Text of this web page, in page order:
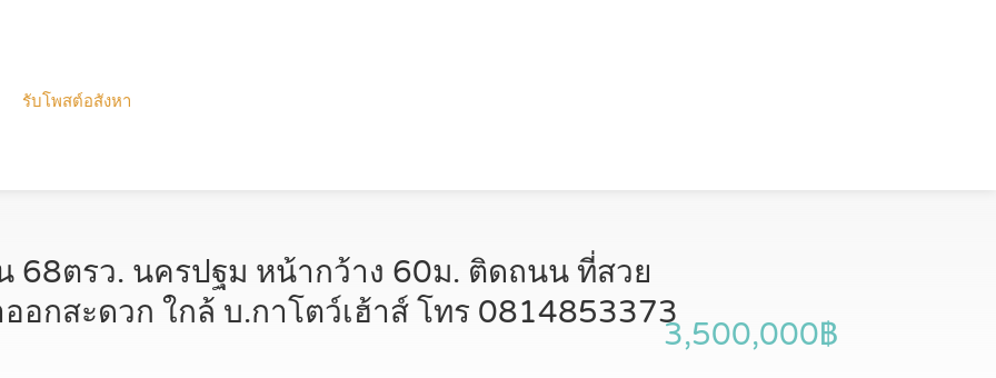
รับโพสต์อสังหา
68ตรว. นครปฐม หน้ากว้าง 60ม. ติดถนน ที่สวย
ออกสะดวก ใกล้ บ.กาโตว์เฮ้าส์ โทร 0814853373
3,500,000฿